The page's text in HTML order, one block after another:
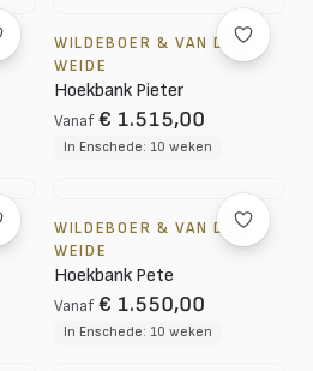
WILDEBOER & VAN DER
WEIDE
Hoekbank Pieter
Vanaf € 1.515,00
In Enschede: 10 weken
WILDEBOER & VAN DER
WEIDE
Hoekbank Pete
Vanaf € 1.550,00
In Enschede: 10 weken